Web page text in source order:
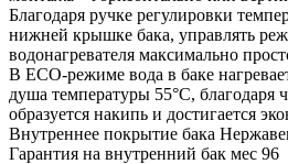
Благодаря ручке регулировки
нижней крышке бака, управлять
водонагревателя максимально
В ECO-режиме вода в баке
душа температуры 55°C, благодаря
образуется накипь и достигается
Внутреннее покрытие бака
Гарантия на внутренний бак мес 96